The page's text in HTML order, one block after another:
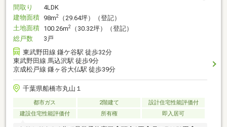
間取り
4LDK
建物面積 98m2
（29.64坪）（登記）
土地面積 100.26m2
（30.32坪）（登記）
総戸数
3戸
東武野田線 鎌ケ谷駅 徒歩32分
東武野田線 馬込沢駅 徒歩9分
京成松戸線 鎌ヶ谷大仏駅 徒歩39分
千葉県船橋市丸山１
都市ガス 2階建て
設計住宅性能評価付
建設住宅性能評価付
所有権 即入居可